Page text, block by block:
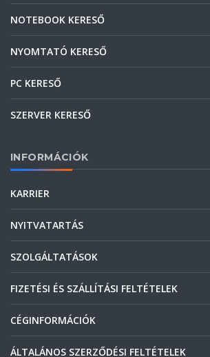
NOTEBOOK KERESŐ
NYOMTATÓ KERESŐ
PC KERESŐ
SZERVER KERESŐ
INFORMÁCIÓK
KARRIER
NYITVATARTÁS
SZOLGÁLTATÁSOK
FIZETÉSI ÉS SZÁLLÍTÁSI FELTÉTELEK
CÉGINFORMÁCIÓK
ÁLTALÁNOS SZERZŐDÉSI FELTÉTELEK